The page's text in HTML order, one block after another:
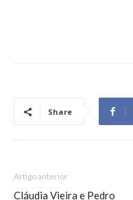
Share
Artigo anterior
Cláudia Vieira e Pedro